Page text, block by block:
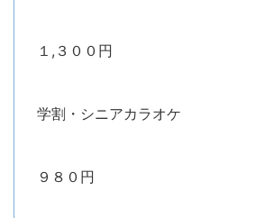
１,３００円
学割・シニアカラオケ
９８０円